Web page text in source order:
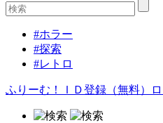
#ホラー
#探索
#レトロ
ふりーむ！ＩＤ登録（無料）